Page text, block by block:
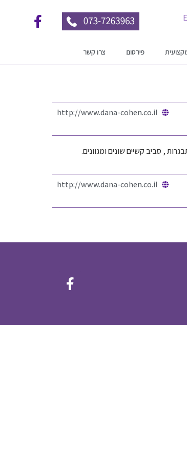
פירסום צרו קשר
http://www.dana-cohen.co.il
, סביב קשיים שונים ומגוונים.
http://www.dana-cohen.co.il